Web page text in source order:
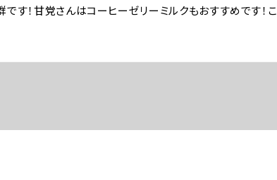
す！甘党さんはコーヒーゼリーミルクもおすすめです！